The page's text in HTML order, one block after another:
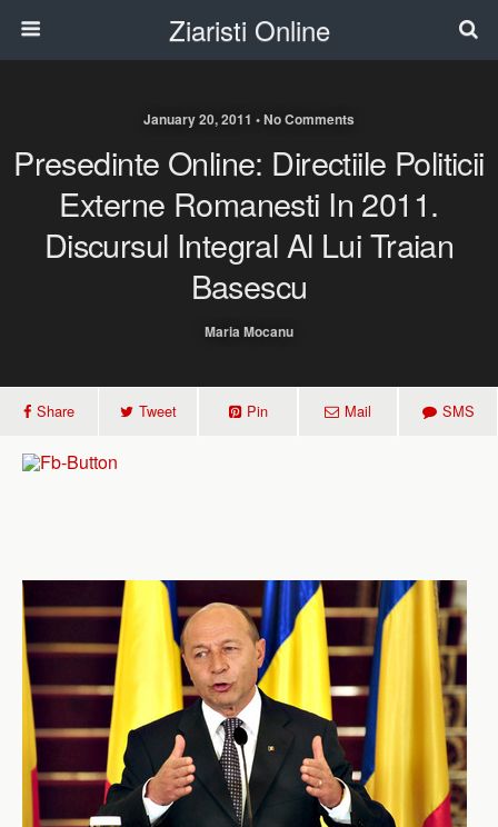
Ziaristi Online
January 20, 2011 • No Comments
Presedinte Online: Directiile Politicii
Externe Romanesti In 2011.
Discursul Integral Al Lui Traian
Basescu
Maria Mocanu
Share Tweet Pin Mail SMS